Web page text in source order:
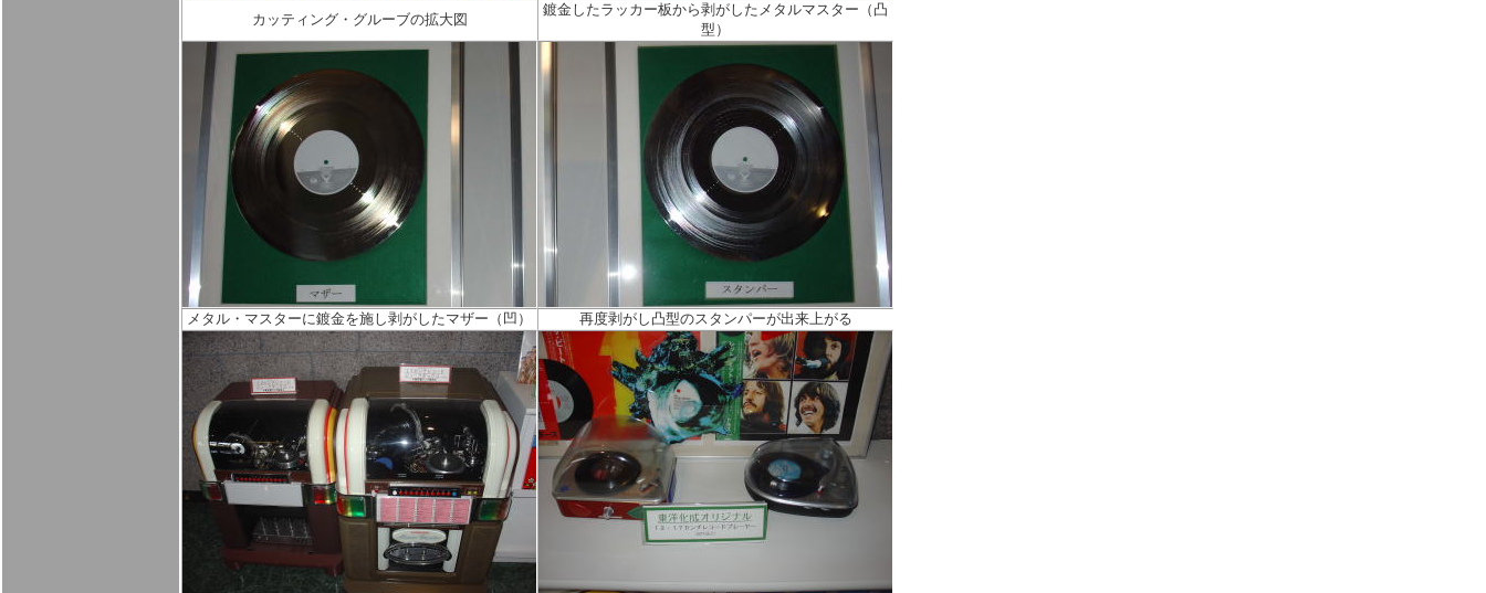
カッティング・グルーブの拡大図
鍍金したラッカー板から剥がしたメタルマスター（凸
型）
メタル・マスターに鍍金を施し剥がしたマザー（凹） 再度剥がし凸型のスタンパーが出来上がる